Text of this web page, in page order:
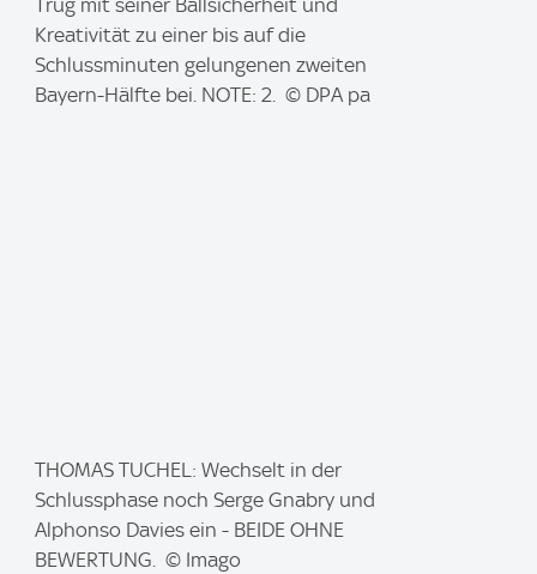
Trug mit seiner Ballsicherheit und
Kreativität zu einer bis auf die
Schlussminuten gelungenen zweiten
Bayern-Hälfte bei. NOTE: 2. © DPA pa
m
THOMAS TUCHEL: Wechselt in der
Schlussphase noch Serge Gnabry und
Alphonso Davies ein - BEIDE OHNE
BEWERTUNG. © Imago